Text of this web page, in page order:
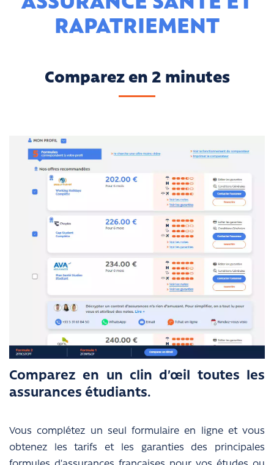
RAPATRIEMENT
Comparez en 2 minutes
Comparez en un clin d’œil toutes les
assurances étudiants.
Vous complétez un seul formulaire en ligne et vous
obtenez les tarifs et les garanties des principales